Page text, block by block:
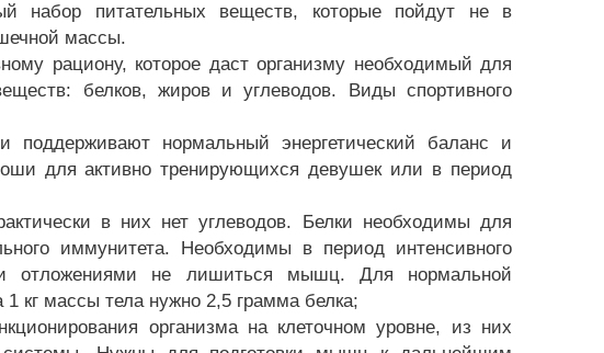
набор питательных веществ, которые пойдут не в
массы.
рациону, которое даст организму необходимый для
белков, жиров и углеводов. Виды спортивного
нормальный энергетический баланс и
для активно тренирующихся девушек или в период
в них нет углеводов. Белки необходимы для
иммунитета. Необходимы в период интенсивного
отложениями не лишиться мышц. Для нормальной
кг массы тела нужно 2,5 грамма белка;
организма на клеточном уровне, из них